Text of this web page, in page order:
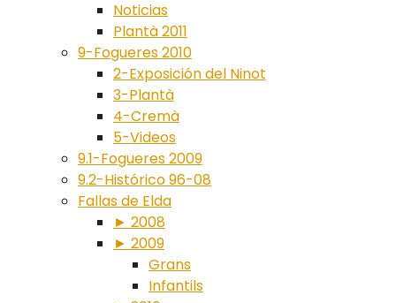
Noticias
Plantà 2011
9-Fogueres 2010
2-Exposición del Ninot
3-Plantà
4-Cremà
5-Videos
9.1-Fogueres 2009
9.2-Histórico 96-08
Fallas de Elda
► 2008
► 2009
Grans
Infantils